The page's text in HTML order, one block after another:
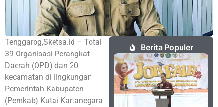
Tenggarog,Sketsa.id – Total
39 Organisasi Perangkat
Daerah (OPD) dan 20
kecamatan di lingkungan
Pemerintah Kabupaten
(Pemkab) Kutai Kartanegara
Berita Populer